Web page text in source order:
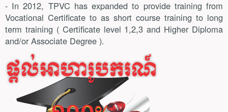
- In 2012, TPVC has expanded to provide training from
Vocational Certificate to as short course training to long
term training ( Certificate level 1,2,3 and Higher Diploma
and/or Associate Degree ).